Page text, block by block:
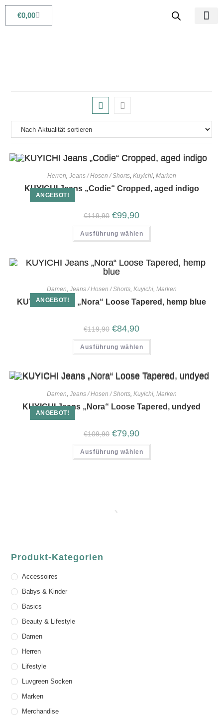
€0,00
ANGEBOT!
Herren, Jeans / Hosen / Shorts, Kuyichi, Marken
KUYICHI Jeans „Codie“ Cropped, aged indigo
€119,90 €99,90
Ausführung wählen
ANGEBOT!
Damen Jeans / Hosen / Shorts, Kuyichi, Marken
KUYICHI Jeans „Nora“ Loose Tapered, hemp blue
€119,90 €84,90
Ausführung wählen
ANGEBOT!
Damen Jeans / Hosen / Shorts, Kuyichi, Marken
KUYICHI Jeans „Nora“ Loose Tapered, undyed
€109,90 €79,90
Ausführung wählen
Produkt-Kategorien
Accessoires
Babys & Kinder
Basics
Beauty & Lifestyle
Damen
Herren
Lifestyle
Luvgreen Socken
Marken
Merchandise